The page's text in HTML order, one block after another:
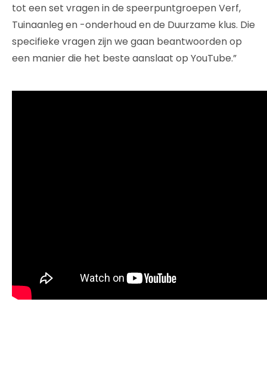
tot een set vragen in de speerpuntgroepen Verf,
Tuinaanleg en -onderhoud en de Duurzame klus. Die
specifieke vragen zijn we gaan beantwoorden op
een manier die het beste aanslaat op YouTube.”